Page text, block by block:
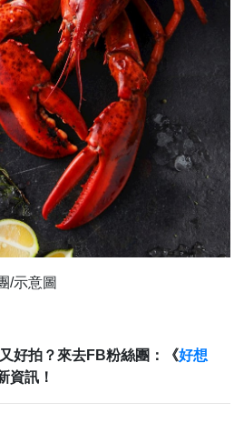
/示意圖
好拍？來去FB粉絲團：《好想
資訊！